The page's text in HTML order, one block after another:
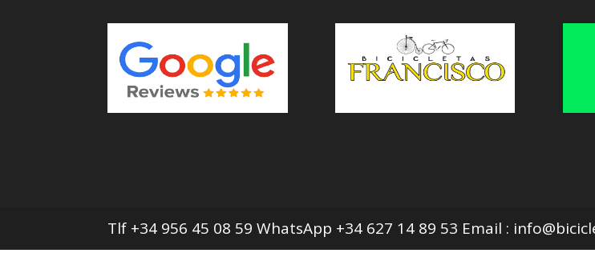
Tlf +34 956 45 08 59 WhatsApp +34 627 14 89 53 Email :